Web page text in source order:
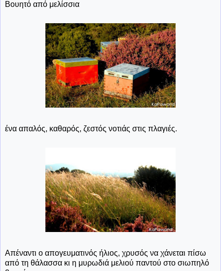
Βουητό από μελίσσια
ένα απαλός, καθαρός, ζεστός νοτιάς στις πλαγιές.
Απέναντι ο απογευματινός ήλιος, χρυσός να χάνεται πίσω
από τη θάλασσα κι η μυρωδιά μελιού παντού στο σιωπηλό